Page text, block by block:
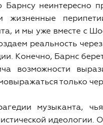
неинтересно
жизненные
и мы уже вместе с
реальность
Конечно, Барнс
возможности
только
музыканта,
идеологии.